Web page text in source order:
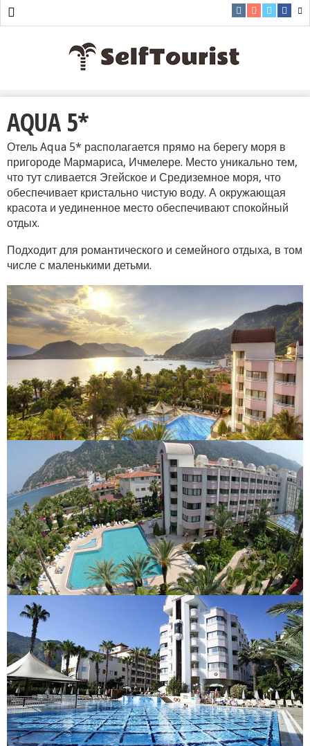
AQUA 5*
Отель Aqua 5* располагается прямо на берегу моря в
пригороде Мармариса, Ичмелере. Место уникально тем,
что тут сливается Эгейское и Средиземное моря, что
обеспечивает кристально чистую воду. А окружающая
красота и уединенное место обеспечивают спокойный
отдых.
Подходит для романтического и семейного отдыха, в том
числе с маленькими детьми.